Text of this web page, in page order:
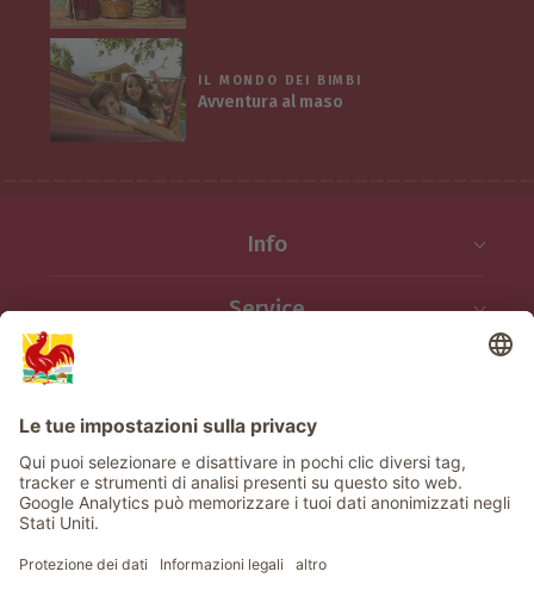
IL MONDO DEI BIMBI
Avventura al maso
Info
Service
Newsletter